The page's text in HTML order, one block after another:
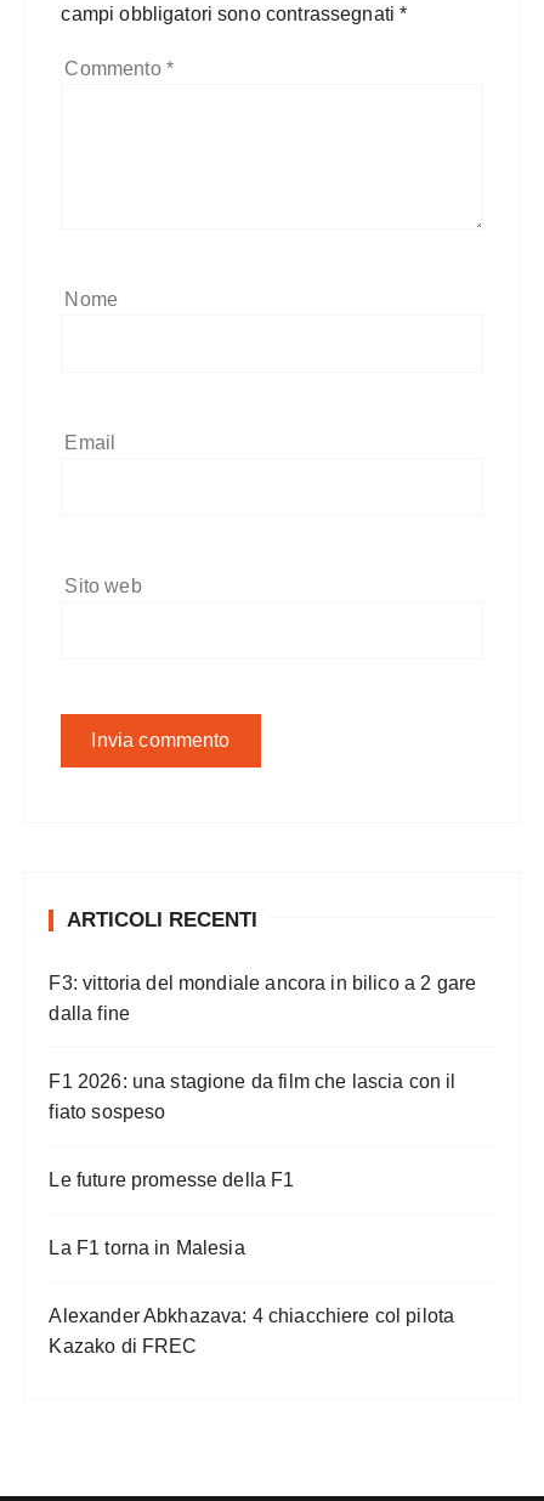
campi obbligatori sono contrassegnati*
Commento *
Nome
Email
Sito web
ARTICOLI RECENTI
F3: vittoria del mondiale ancora in bilico a 2 gare
dalla fine
F1 2026: una stagione da film che lascia con il
fiato sospeso
Le future promesse della F1
La F1 torna in Malesia
Alexander Abkhazava: 4 chiacchiere col pilota
Kazako di FREC